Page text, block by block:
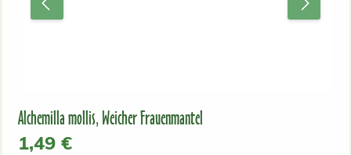
Alchemilla mollis, Weicher Frauenmantel
Regulärer Preis:
1,49 €